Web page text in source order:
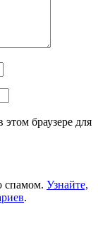
браузере для
спамом. Узнайте,
.